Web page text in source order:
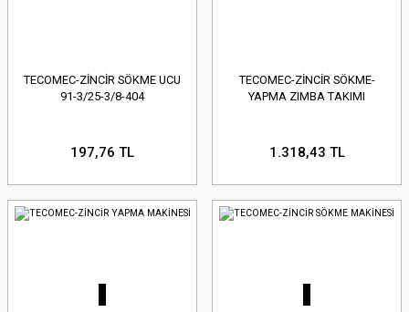
TECOMEC-ZİNCİR SÖKME UCU
91-3/25-3/8-404
197,76 TL
TECOMEC-ZİNCİR SÖKME-
YAPMA ZIMBA TAKIMI
1.318,43 TL